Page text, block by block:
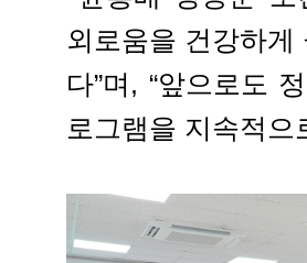
외로움을 건강하
다”며, “앞으로도
로그램을 지속적으